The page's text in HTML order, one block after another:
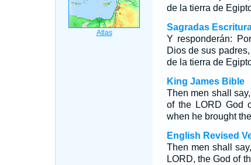
de la tierra de
Sagradas
Y responderán:
Dios de sus
de la tierra de
King James Bible
Then men shall
of the LORD God
when he brought
English Revised
Then men shall
LORD, the God of